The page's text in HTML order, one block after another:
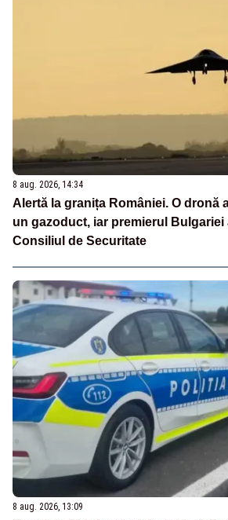
8 aug. 2026, 14:34
Alertă la granița României. O dronă
un gazoduct, iar premierul Bulgariei
Consiliul de Securitate
8 aug. 2026, 13:09